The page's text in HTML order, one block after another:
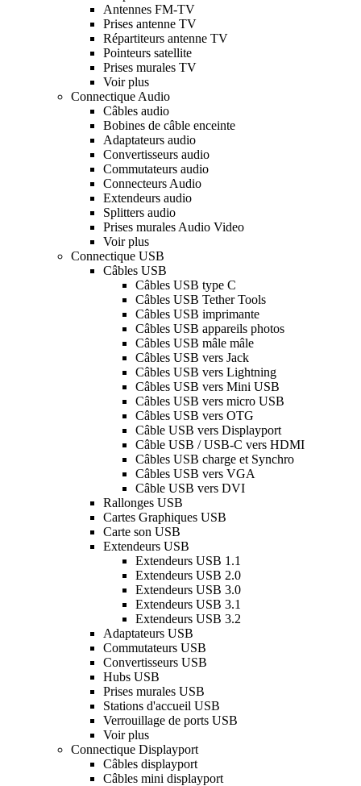
Antennes FM-TV
Prises antenne TV
Répartiteurs antenne TV
Pointeurs satellite
Prises murales TV
Voir plus
Connectique Audio
Câbles audio
Bobines de câble enceinte
Adaptateurs audio
Convertisseurs audio
Commutateurs audio
Connecteurs Audio
Extendeurs audio
Splitters audio
Prises murales Audio Video
Voir plus
Connectique USB
Câbles USB
Câbles USB type C
Câbles USB Tether Tools
Câbles USB imprimante
Câbles USB appareils photos
Câbles USB mâle mâle
Câbles USB vers Jack
Câbles USB vers Lightning
Câbles USB vers Mini USB
Câbles USB vers micro USB
Câbles USB vers OTG
Câble USB vers Displayport
Câble USB / USB-C vers HDMI
Câbles USB charge et Synchro
Câbles USB vers VGA
Câble USB vers DVI
Rallonges USB
Cartes Graphiques USB
Carte son USB
Extendeurs USB
Extendeurs USB 1.1
Extendeurs USB 2.0
Extendeurs USB 3.0
Extendeurs USB 3.1
Extendeurs USB 3.2
Adaptateurs USB
Commutateurs USB
Convertisseurs USB
Hubs USB
Prises murales USB
Stations d'accueil USB
Verrouillage de ports USB
Voir plus
Connectique Displayport
Câbles displayport
Câbles mini displayport